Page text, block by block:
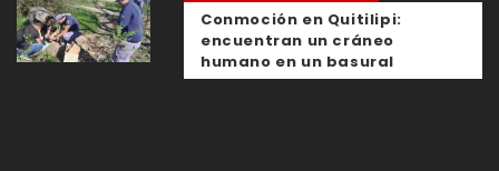
Conmoción en Quitilipi:
encuentran un cráneo
humano en un basural